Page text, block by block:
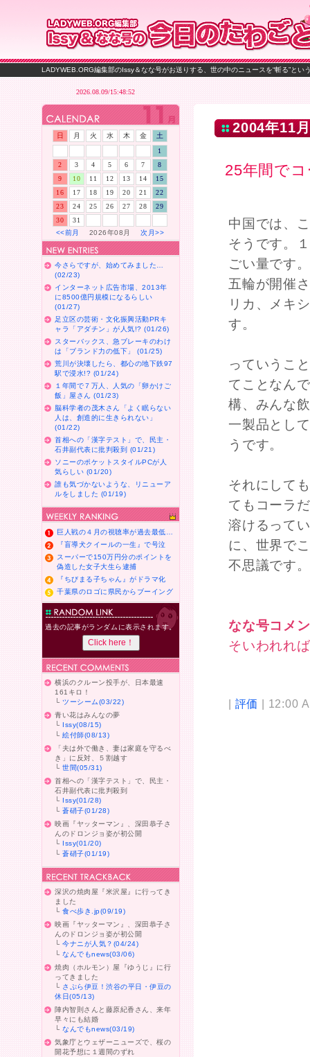
LADYWEB.ORG編集部のIssy＆なな号がお送りする、世の中のニュースを“斬る”と
2004年11
25年間で
中国では、
そうです。
ごい量です
五輪が開催
リカ、メキ
す。
っていうこ
てことなん
構、みんな
一製品とし
うです。
それにして
てもコーラ
溶けるって
に、世界で
不思議です。
なな号コ
そいわれれ
| 評価 | 12:00
日 月 火 水 木 金
土
1
2
3 4 5 6 7
8
9
10 11 12 13 14
15
16
17 18 19 20 21
22
23
24 25 26 27 28
29
30
31
<<前月
2026年08月次月>>
今さらですが、始めてみました…
(02/23)
インターネット広告市場、2013年
に8500億円規模になるらしい
(01/27)
足立区の芸術・文化振興活動PRキ
ャラ「アダチン」が人気!? (01/26)
スターバックス、急ブレーキのわけ
は「ブランド力の低下」 (01/25)
荒川が決壊したら、都心の地下鉄97
駅で浸水!? (01/24)
１年間で７万人、人気の「卵かけご
飯」屋さん (01/23)
脳科学者の茂木さん「よく眠らない
人は、創造的に生きられない」
(01/22)
首相への「漢字テスト」で、民主・
石井副代表に批判殺到 (01/21)
ソニーのポケットスタイルPCが人
気らしい (01/20)
誰も気づかないような、リニューア
ルをしました (01/19)
巨人戦の４月の視聴率が過去最低…
『盲導犬クイールの一生』で号泣
スーパーで150万円分のポイントを
偽造した女子大生ら逮捕
『ちびまる子ちゃん』がドラマ化
千葉県のロゴに県民からブーイング
過去の記事がランダムに表示されます。
横浜のクルーン投手が、日本最速
161キロ！
└ツーシーム(03/22)
青い花はみんなの夢
└ Issy(08/15)
└絵付師(08/13)
「夫は外で働き、妻は家庭を守るべ
き」に反対、５割越す
└世間(05/31)
首相への「漢字テスト」で、民主・
石井副代表に批判殺到
└ Issy(01/28)
└蒼硝子(01/28)
映画『ヤッターマン』、深田恭子さ
んのドロンジョ姿が初公開
└ Issy(01/20)
└蒼硝子(01/19)
深沢の焼肉屋『米沢屋』に行ってき
ました
└食べ歩き.jp(09/19)
映画『ヤッターマン』、深田恭子さ
んのドロンジョ姿が初公開
└今ナニが人気？(04/24)
└なんでもnews(03/06)
焼肉（ホルモン）屋『ゆうじ』に行
ってきました
└ さぷら伊豆！渋谷の平日・伊豆の
休日(05/13)
陣内智則さんと藤原紀香さん、来年
早々にも結婚
└なんでもnews(03/19)
気象庁とウェザーニューズで、桜の
開花予想に１週間のずれ